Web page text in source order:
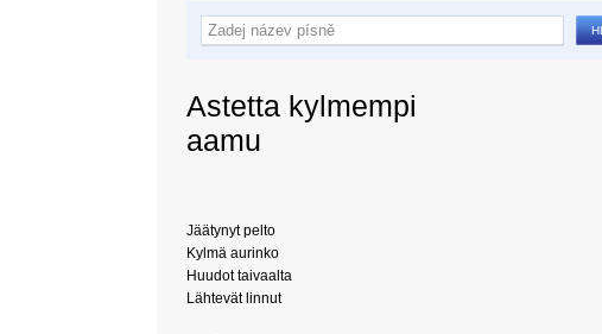
Astetta kylmempi
aamu
Jäätynyt pelto
Kylmä aurinko
Huudot taivaalta
Lähtevät linnut